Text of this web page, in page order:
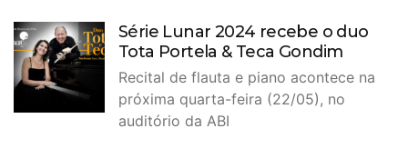
Série Lunar 2024 recebe o duo
Tota Portela & Teca Gondim
Recital de flauta e piano acontece na
próxima quarta-feira (22/05), no
auditório da ABI